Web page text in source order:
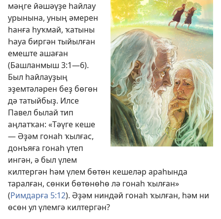
мәңге йәшәүҙе һайлау
урынына, уның әмерен
һанға һуҡмай, ҡатыны
Һауа биргән тыйылған
емеште ашаған
(Башланмыш 3:1—6).
Был һайлауҙың
эҙемтәләрен беҙ бөгөн
дә татыйбыҙ. Илсе
Павел былай тип
аңлатҡан: «Тәүге кеше
— Әҙәм гонаһ ҡылғас,
донъяға гонаһ үтеп
ингән, ә был үлем
килтергән һәм үлем бөтөн кешеләр араһында
таралған, сөнки бөтөнөһө лә гонаһ ҡылған»
(Римдарға 5:12). Әҙәм ниндәй гонаһ ҡылған, һәм ни
өсөн ул үлемгә килтергән?